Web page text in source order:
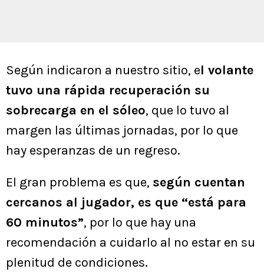
Según indicaron a nuestro sitio, el volante
tuvo una rápida recuperación su
sobrecarga en el sóleo, que lo tuvo al
margen las últimas jornadas, por lo que
hay esperanzas de un regreso.
El gran problema es que, según cuentan
cercanos al jugador, es que “está para
60 minutos”, por lo que hay una
recomendación a cuidarlo al no estar en su
plenitud de condiciones.